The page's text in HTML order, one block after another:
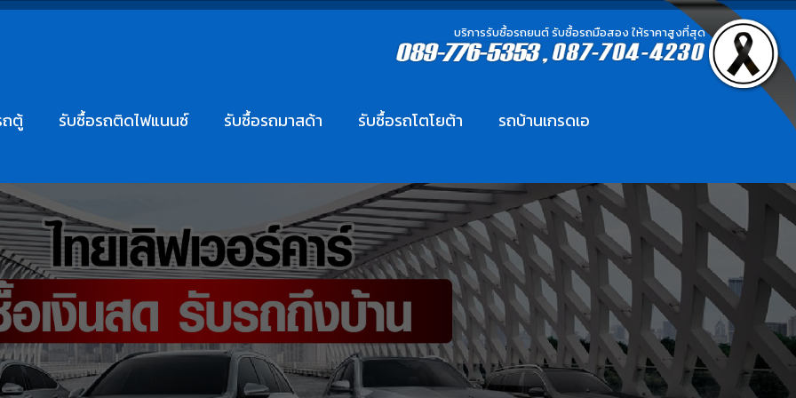
บริการรับซื้อรถยนต์ รับซื้อรถมือสอง ให้ราคาสูงที่สุด
ถตู้ รับซื้อรถติดไฟแนนซ์ รับซื้อรถมาสด้า รับซื้อรถโตโยต้า รถบ้านเกรดเอ